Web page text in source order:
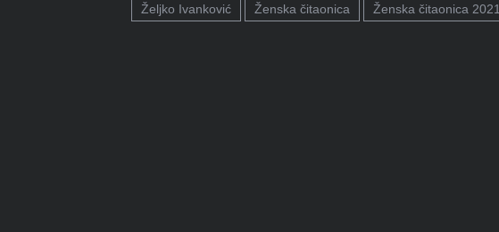
Željko Ivanković
Ženska čitaonica Ženska čitaonica 2021